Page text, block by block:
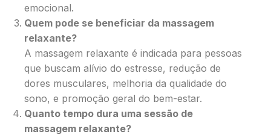
emocional.
Quem pode se beneficiar da massagem
relaxante?
A massagem relaxante é indicada para pessoas
que buscam alívio do estresse, redução de
dores musculares, melhoria da qualidade do
sono, e promoção geral do bem-estar.
Quanto tempo dura uma sessão de
massagem relaxante?